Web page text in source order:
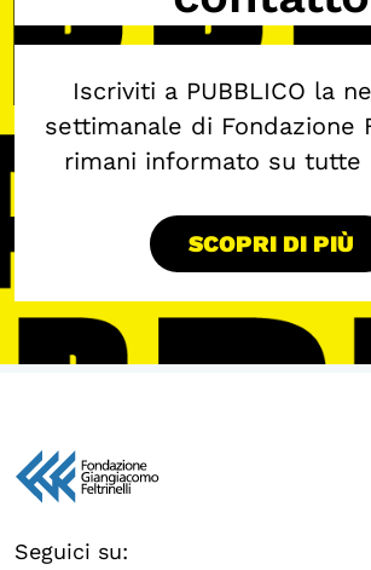
Iscriviti a PUBBLICO la
settimanale di Fondazione
rimani informato su tutte
SCOPRI DI PIÙ
Seguici su: